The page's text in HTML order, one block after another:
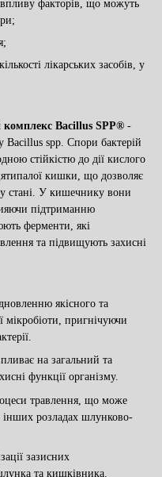
впливу факторів, що можуть
лікарських засобів, у
комплекс Bacillus SPP® -
Bacillus spp. Спори бактерій
стійкістю до дії кислого
кишки, що дозволяє
стані. У кишечнику вони
підтриманню
ферменти, які
та підвищують захисні
якісного та
мікробіоти, пригнічуючи
на загальний та
функції організму.
травлення, що може
інших розладах шлунково-
зазисних
та кишківника.